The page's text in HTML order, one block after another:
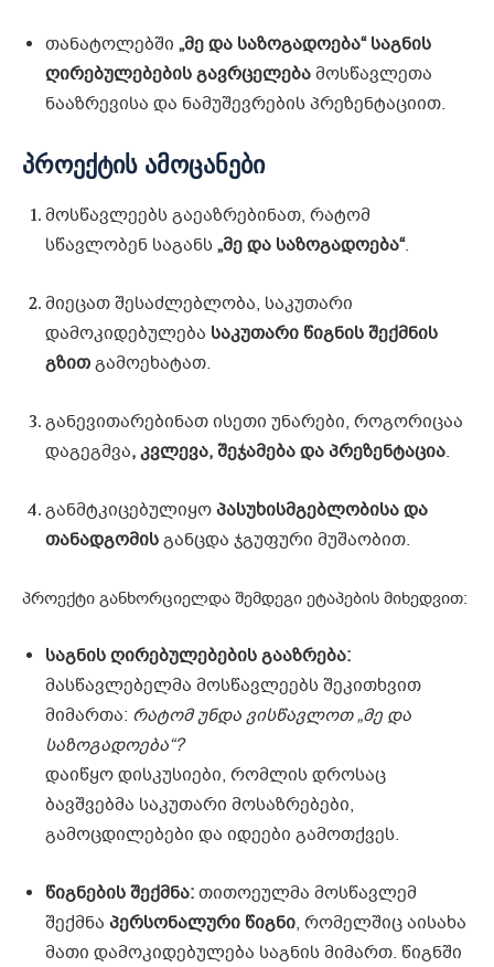
თანატოლებში „მე და საზოგადოება“ საგნის
ღირებულებების გავრცელებამოსწავლეთა
ნააზრევისა და ნამუშევრების პრეზენტაციით.
პროექტის ამოცანები
მოსწავლეებს გაეაზრებინათ, რატომ
სწავლობენ საგანს„მე და საზოგადოება“.
მიეცათ შესაძლებლობა, საკუთარი
დამოკიდებულება საკუთარი წიგნის შექმნის
გზითგამოეხატათ.
განევითარებინათ ისეთი უნარები, როგორიცაა
დაგეგმვა, კვლევა, შეჯამება და პრეზენტაცია.
განმტკიცებულიყოპასუხისმგებლობისა და
თანადგომისგანცდა ჯგუფური მუშაობით.
პროექტი განხორციელდა შემდეგი ეტაპების მიხედვით:
საგნის ღირებულებების გააზრება:
მასწავლებელმა მოსწავლეებს შეკითხვით
მიმართა: რატომ უნდა ვისწავლოთ „მე და
საზოგადოება“?
დაიწყო დისკუსიები, რომლის დროსაც
ბავშვებმა საკუთარი მოსაზრებები,
გამოცდილებები და იდეები გამოთქვეს.
წიგნების შექმნა:თითოეულმა მოსწავლემ
შექმნა პერსონალური წიგნი, რომელშიც აისახა
მათი დამოკიდებულება საგნის მიმართ. წიგნში